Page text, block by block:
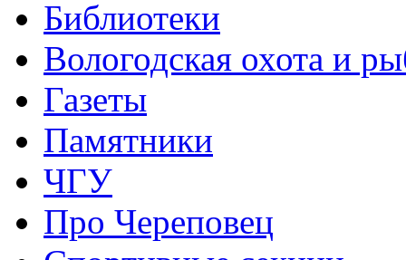
Библиотеки
Вологодская охота и
Газеты
Памятники
ЧГУ
Про Череповец